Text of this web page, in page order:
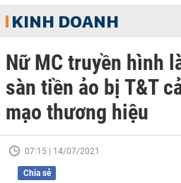
KINH DOANH
Nữ MC truyền hình
sàn tiền ảo bị T&T
mạo thương hiệu
07:15 | 14/07/2021
Chia sẻ